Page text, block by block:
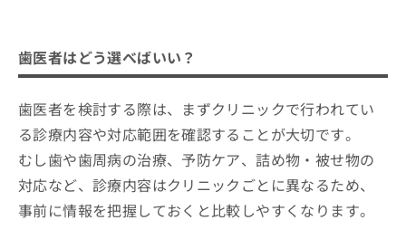
歯医者はどう選べばいい？
歯医者を検討する際は、まずクリニックで行われてい
る診療内容や対応範囲を確認することが大切です。
むし歯や歯周病の治療、予防ケア、詰め物・被せ物の
対応など、診療内容はクリニックごとに異なるため、
事前に情報を把握しておくと比較しやすくなります。